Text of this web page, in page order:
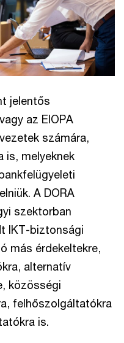
jelentős
az EIOPA
számára,
is, melyeknek
A DORA
szektorban
IKT-biztonsági
más érdekeltekre,
alternatív
közösségi
felhőszolgáltatókra
is.